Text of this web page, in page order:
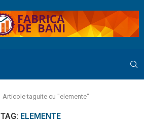
Articole taguite cu "elemente"
TAG: ELEMENTE